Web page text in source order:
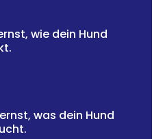
wie dein Hund
was dein Hund